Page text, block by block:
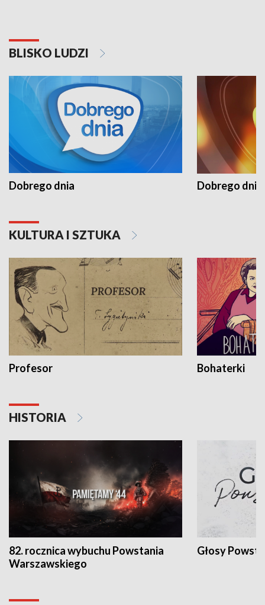
BLISKO LUDZI
Dobrego dnia Dobrego dnia
KULTURA I SZTUKA
Profesor Bohaterki
HISTORIA
82. rocznica wybuchu Powstania
Warszawskiego
Głosy